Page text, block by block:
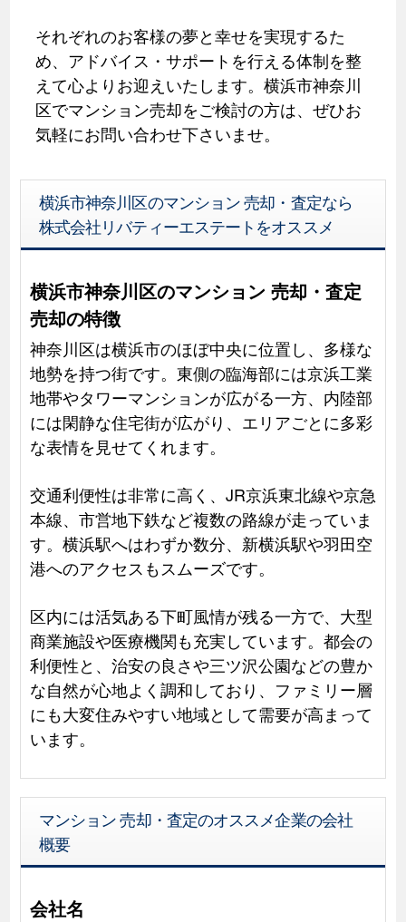
それぞれのお客様の夢と幸せを実現するた
め、アドバイス・サポートを行える体制を整
えて心よりお迎えいたします。横浜市神奈川
区でマンション売却をご検討の方は、ぜひお
気軽にお問い合わせ下さいませ。
横浜市神奈川区のマンション 売却・査定なら
株式会社リバティーエステートをオススメ
横浜市神奈川区のマンション 売却・査定
売却の特徴
神奈川区は横浜市のほぼ中央に位置し、多様な
地勢を持つ街です。東側の臨海部には京浜工業
地帯やタワーマンションが広がる一方、内陸部
には閑静な住宅街が広がり、エリアごとに多彩
な表情を見せてくれます。
交通利便性は非常に高く、JR京浜東北線や京急
本線、市営地下鉄など複数の路線が走っていま
す。横浜駅へはわずか数分、新横浜駅や羽田空
港へのアクセスもスムーズです。
区内には活気ある下町風情が残る一方で、大型
商業施設や医療機関も充実しています。都会の
利便性と、治安の良さや三ツ沢公園などの豊か
な自然が心地よく調和しており、ファミリー層
にも大変住みやすい地域として需要が高まって
います。
マンション 売却・査定のオススメ企業の会社
概要
会社名